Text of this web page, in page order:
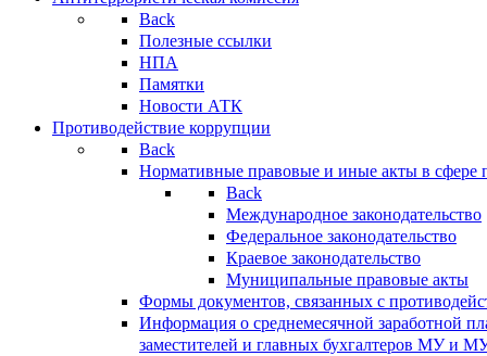
Back
Полезные ссылки
НПА
Памятки
Новости АТК
Противодействие коррупции
Back
Нормативные правовые и иные акты в сфере
Back
Международное законодательство
Федеральное законодательство
Краевое законодательство
Муниципальные правовые акты
Формы документов, связанных с
Информация о среднемесячной заработной
заместителей и главных бухгалтеров МУ и